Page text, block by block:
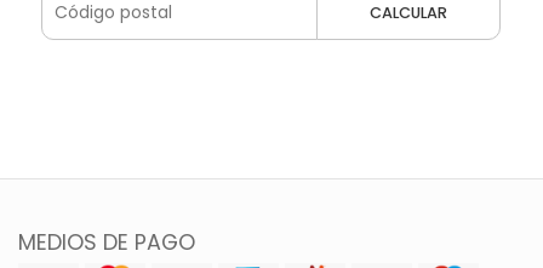
CALCULAR
MEDIOS DE PAGO